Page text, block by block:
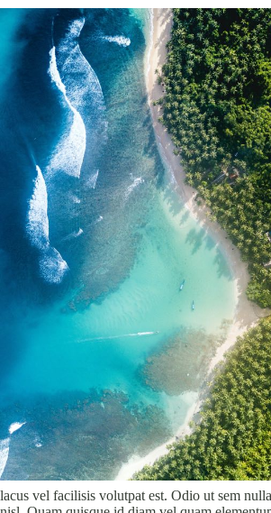
lacus vel facilisis volutpat est. Odio ut sem